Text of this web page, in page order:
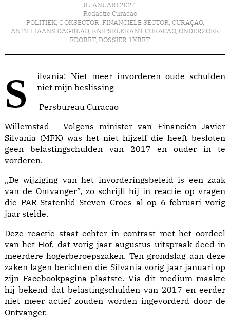
8 JANUARI 2024
Redactie Curacao
POLITIEK, GOKSECTOR, FINANCIELE SECTOR, CURAÇAO,
ANTILLIAANS DAGBLAD, KNIPSELKRANT CURACAO, ONDERZOEK
EDOBET, DOSSIER 1XBET
Silvania: Niet meer invorderen oude schulden
niet mijn beslissing
Persbureau Curacao
Willemstad - Volgens minister van Financiën Javier
Silvania (MFK) was het niet hijzelf die heeft besloten
geen belastingschulden van 2017 en ouder in te
vorderen.
,,De wijziging van het invorderingsbeleid is een zaak
van de Ontvanger”, zo schrijft hij in reactie op vragen
die PAR-Statenlid Steven Croes al op 6 februari vorig
jaar stelde.
Deze reactie staat echter in contrast met het oordeel
van het Hof, dat vorig jaar augustus uitspraak deed in
meerdere hogerberoepszaken. Ten grondslag aan deze
zaken lagen berichten die Silvania vorig jaar januari op
zijn Facebookpagina plaatste. Via dit medium maakte
hij bekend dat belastingschulden van 2017 en eerder
niet meer actief zouden worden ingevorderd door de
Ontvanger.